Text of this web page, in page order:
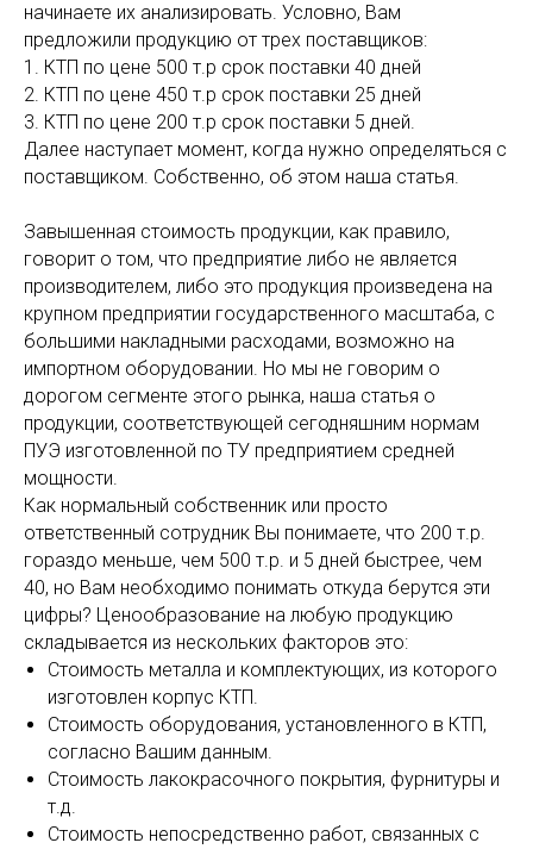
начинаете их анализировать. Условно, Вам
предложили продукцию от трех поставщиков:
1. КТП по цене 500 т.р срок поставки 40 дней
2. КТП по цене 450 т.р срок поставки 25 дней
3. КТП по цене 200 т.р срок поставки 5 дней.
Далее наступает момент, когда нужно определяться с
поставщиком. Собственно, об этом наша статья.
Завышенная стоимость продукции, как правило,
говорит о том, что предприятие либо не является
производителем, либо это продукция произведена на
крупном предприятии государственного масштаба, с
большими накладными расходами, возможно на
импортном оборудовании. Но мы не говорим о
дорогом сегменте этого рынка, наша статья о
продукции, соответствующей сегодняшним нормам
ПУЭ изготовленной по ТУ предприятием средней
мощности.
Как нормальный собственник или просто
ответственный сотрудник Вы понимаете, что 200 т.р.
гораздо меньше, чем 500 т.р. и 5 дней быстрее, чем
40, но Вам необходимо понимать откуда берутся эти
цифры? Ценообразование на любую продукцию
складывается из нескольких факторов это:
Стоимость металла и комплектующих, из которого
изготовлен корпус КТП.
Стоимость оборудования, установленного в КТП,
согласно Вашим данным.
Стоимость лакокрасочного покрытия, фурнитуры и
т.д.
Стоимость непосредственно работ, связанных с